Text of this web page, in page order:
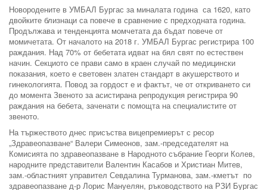
Новородените в УМБАЛ Бургас за миналата година са 1620, като
двойките близнаци са повече в сравнение с предходната година.
Продължава и тенденцията момчетата да бъдат повече от
момичетата. От началото на 2018 г. УМБАЛ Бургас регистрира 100
раждания. Над 70% от бебетата идват на бял свят по естествен
начин. Секциото се прави само в краен случай по медицински
показания, което е световен златен стандарт в акушерството и
гинекологията. Повод за гордост е и фактът, че от откриването си
до момента Звеното за асистирана репродукция регистрира 90
раждания на бебета, заченати с помощта на специалистите от
звеното.
На тържеството днес присъства вицепремиерът с ресор
„Здравеопазване“ Валери Симеонов, зам.-председателят на
Комисията по здравеопазване в Народното събрание Георги Колев,
народните представители Валентин Касабов и Христиан Митев,
зам.-областният управител Севдалина Турманова, зам.-кметът по
здравеопазване д-р Лорис Мануелян, ръководството на РЗИ Бургас